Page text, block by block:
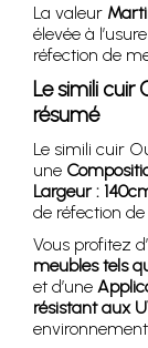
La valeur
élevée à
réfection de
Le simili cuir
résumé
Le simili cuir
une
Largeur :
de réfection de
Vous profitez
meubles tels
et d’une
résistant aux